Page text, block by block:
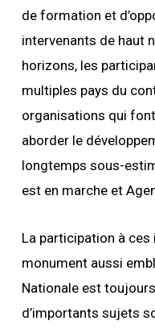
de formation et
intervenants de haut
horizons, les
multiples pays du
organisations qui
aborder le
longtemps sous-
est en marche et
La participation à
monument aussi
Nationale est
d’importants sujets